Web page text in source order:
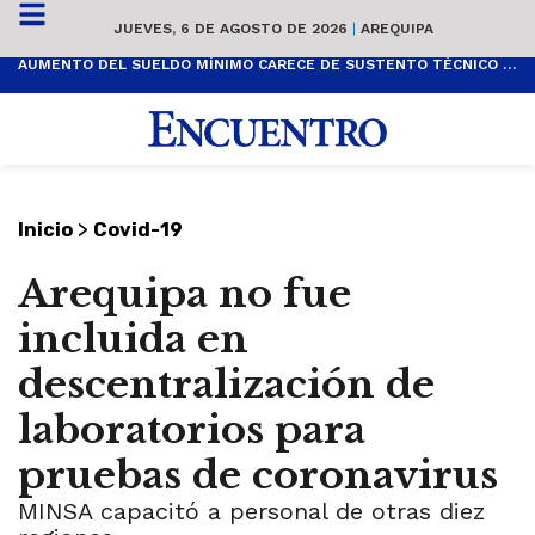
JUEVES, 6 DE AGOSTO DE 2026 | AREQUIPA
AUMENTO DEL SUELDO MÍNIMO CARECE DE SUSTENTO TÉCNICO Y ES POPULISTA
Inicio > Covid-19
Arequipa no fue
incluida en
descentralización de
laboratorios para
pruebas de coronavirus
MINSA capacitó a personal de otras diez